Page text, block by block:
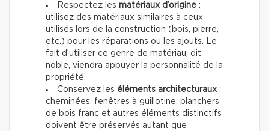
Respectez les matériaux d’origine :
utilisez des matériaux similaires à ceux
utilisés lors de la construction (bois, pierre,
etc.) pour les réparations ou les ajouts. Le
fait d’utiliser ce genre de matériau, dit
noble, viendra appuyer la personnalité de la
propriété.
Conservez les éléments architecturaux :
cheminées, fenêtres à guillotine, planchers
de bois franc et autres éléments distinctifs
doivent être préservés autant que